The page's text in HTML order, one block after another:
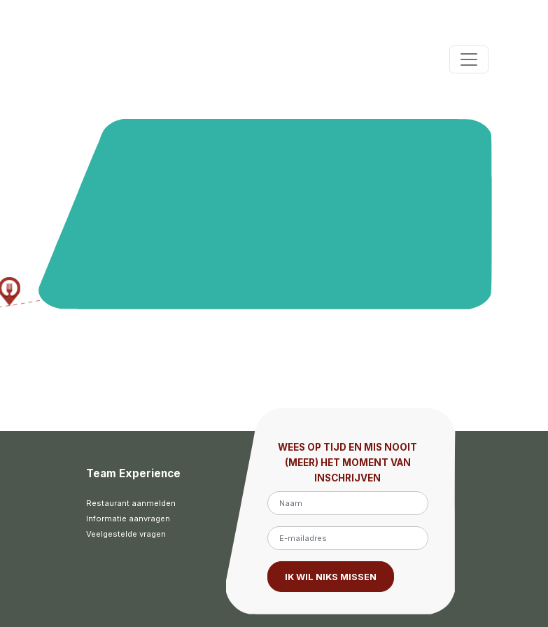
Team Experience
Restaurant aanmelden
Informatie aanvragen
Veelgestelde vragen
WEES OP TIJD EN MIS NOOIT
(MEER) HET MOMENT VAN
INSCHRIJVEN
IK WIL NIKS MISSEN